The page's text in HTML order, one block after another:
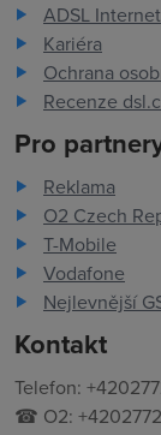
ADSL Internet
Kariéra
Ochrana
Recenze
Pro
Reklama
O2 Czech
T-Mobile
Vodafone
Nejlevnější
Kontakt
Telefon:
☎ O2: